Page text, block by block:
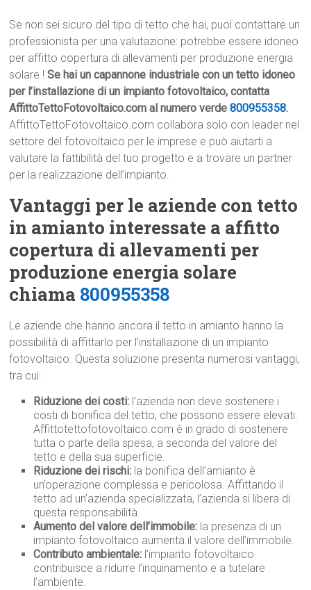
Se non sei sicuro del tipo di tetto che hai, puoi contattare un
professionista per una valutazione: potrebbe essere idoneo
per affitto copertura di allevamenti per produzione energia
solare !Se hai un capannone industriale con un tetto idoneo
per l’installazione di un impianto fotovoltaico, contatta
AffittoTettoFotovoltaico.com al numero verde800955358.
AffittoTettoFotovoltaico.com collabora solo con leader nel
settore del fotovoltaico per le imprese e può aiutarti a
valutare la fattibilità del tuo progetto e a trovare un partner
per la realizzazione dell’impianto.
Vantaggi per le aziende con tetto
in amianto interessate a affitto
copertura di allevamenti per
produzione energia solare
chiama 800955358
Le aziende che hanno ancora il tetto in amianto hanno la
possibilità di affittarlo per l’installazione di un impianto
fotovoltaico. Questa soluzione presenta numerosi vantaggi,
tra cui:
Riduzione dei costi: l’azienda non deve sostenere i
costi di bonifica del tetto, che possono essere elevati.
Affittotettofotovoltaico.com è in grado di sostenere
tutta o parte della spesa, a seconda del valore del
tetto e della sua superficie.
Riduzione dei rischi: la bonifica dell’amianto è
un’operazione complessa e pericolosa. Affittando il
tetto ad un’azienda specializzata, l’azienda si libera di
questa responsabilità.
Aumento del valore dell’immobile: la presenza di un
impianto fotovoltaico aumenta il valore dell’immobile.
Contributo ambientale: l’impianto fotovoltaico
contribuisce a ridurre l’inquinamento e a tutelare
l’ambiente.